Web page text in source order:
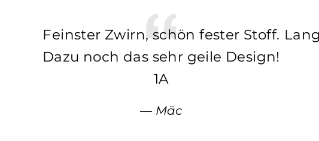
Feinster Zwirn, schön fester Stoff.
Dazu noch das sehr geile Design!
1A
Mäc